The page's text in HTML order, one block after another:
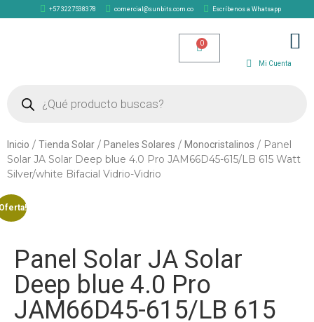
+57 3227538378 comercial@sunbits.com.co Escríbenos a Whatsapp
Mi Cuenta
Inicio / Tienda Solar / Paneles Solares / Monocristalinos / Panel
Solar JA Solar Deep blue 4.0 Pro JAM66D45-615/LB 615 Watt
Silver/white Bifacial Vidrio-Vidrio
Panel Solar JA Solar
Deep blue 4.0 Pro
JAM66D45-615/LB 615